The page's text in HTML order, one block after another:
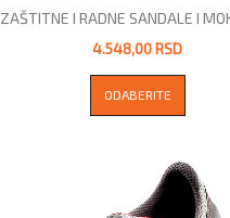
ZAŠTITNE I RADNE SANDALE I
4.548,00 RSD
ODABERITE